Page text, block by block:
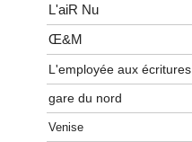
L'aiR Nu
Œ&M
L'employée aux écritures
gare du nord
Venise